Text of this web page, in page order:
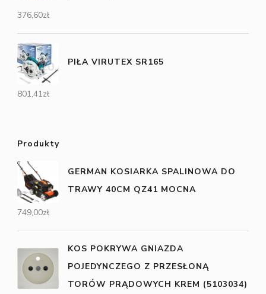
376,60zł
PIŁA VIRUTEX SR165
801,41zł
Produkty
GERMAN KOSIARKA SPALINOWA DO
TRAWY 40CM QZ41 MOCNA
749,00zł
KOS POKRYWA GNIAZDA
POJEDYNCZEGO Z PRZESŁONĄ
TORÓW PRĄDOWYCH KREM (5103034)